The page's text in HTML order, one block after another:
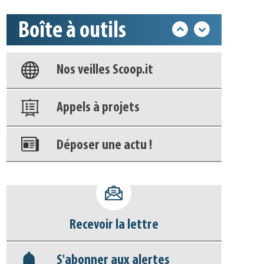
Boîte à outils
Base documentaire
Nos veilles Scoop.it
Appels à projets
Déposer une actu !
déconnecter)
Base documentaire
Recevoir la lettre
S'abonner aux alertes